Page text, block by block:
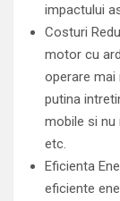
impactului
Costuri
motor cu
operare mai
putina
mobile si nu
etc.
Eficienta
eficiente